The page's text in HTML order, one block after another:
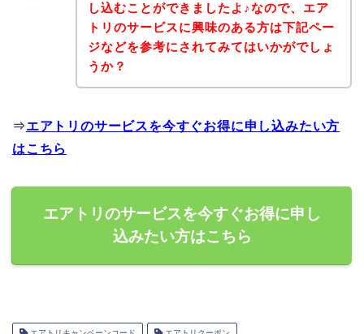
し込むことができましたよ♪なので、エア
トリのサービスに興味のある方は下記ペー
ジなどを参考にされてみてはいかがでしょ
うか？
⇒エアトリのサービスを今すぐお得に申し込みたい方
はこちら
エアトリのサービスを今すぐお得に申し
込みたい方はこちら